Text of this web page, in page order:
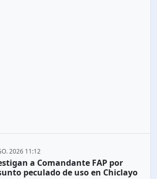
2026 11:12
a Comandante FAP por
peculado de uso en Chiclayo